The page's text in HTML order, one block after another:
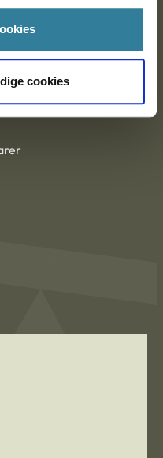
cookies